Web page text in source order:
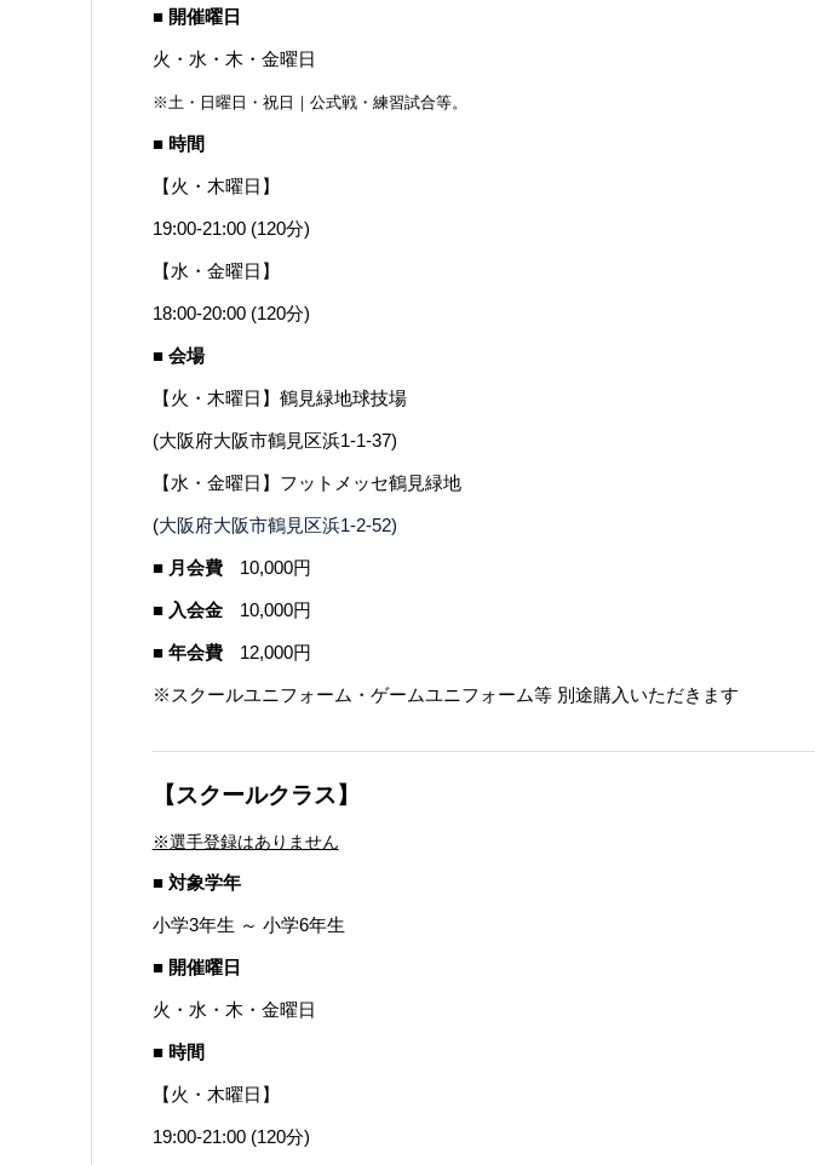
■ 開催曜日
火・水・木・金曜日
※土・日曜日・祝日｜公式戦・練習試合等。
■ 時間
【火・木曜日】
19:00-21:00 (120分)
【水・金曜日】
18:00-20:00 (120分)
■ 会場
【火・木曜日】鶴見緑地球技場
(大阪府大阪市鶴見区浜1-1-37)
【水・金曜日】フットメッセ鶴見緑地
(大阪府大阪市鶴見区浜1-2-52)
■ 月会費 10,000円
■ 入会金 10,000円
■ 年会費 12,000円
※スクールユニフォーム・ゲームユニフォーム等 別途購入いただきます
【スクールクラス】
※選手登録はありません
■ 対象学年
小学3年生 ～ 小学6年生
■ 開催曜日
火・水・木・金曜日
■ 時間
【火・木曜日】
19:00-21:00 (120分)